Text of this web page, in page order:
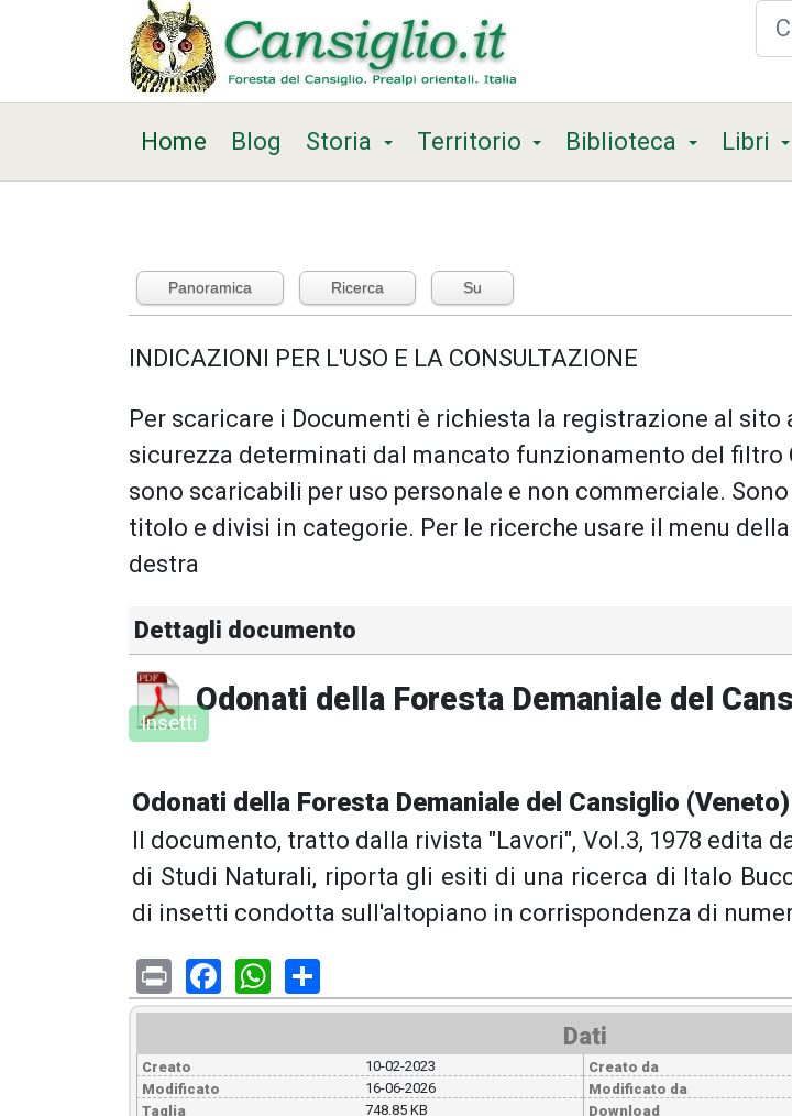
Home Blog Storia Territorio Biblioteca Libri
Panoramica Ricerca Su
INDICAZIONI PER L'USO E LA CONSULTAZIONE
Per scaricare i Documenti è richiesta la registrazione al sito
sicurezza determinati dal mancato funzionamento del filtro
sono scaricabili per uso personale e non commerciale.
titolo e divisi in categorie. Per le ricerche usare il menu
destra
Dettagli documento
Odonati della Foresta Demaniale del
Insetti
Odonati della Foresta Demaniale del Cansiglio (Veneto)
Il documento, tratto dalla rivista "Lavori", Vol.3, 1978 edita
di Studi Naturali, riporta gli esiti di una ricerca di Italo
di insetti condotta sull'altopiano in corrispondenza di
PrintFacebook
WhatsApp
Dati
Creato
10-02-2023
Modificato
16-06-2026
Taglia
748.85 KB
Creato da
Modificato da
Download